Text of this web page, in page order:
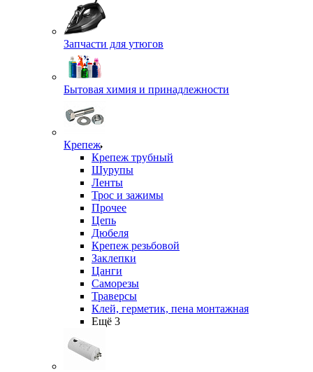
Запчасти для утюгов
Бытовая химия и принадлежности
Крепеж
Крепеж трубный
Шурупы
Ленты
Трос и зажимы
Прочее
Цепь
Дюбеля
Крепеж резьбовой
Заклепки
Цанги
Саморезы
Траверсы
Клей, герметик, пена монтажная
Ещё 3